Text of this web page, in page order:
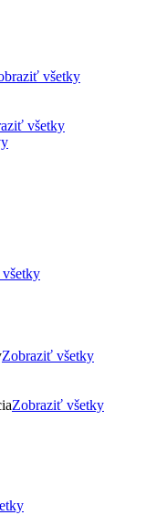
všetky
všetky
Zobraziť všetky
Zobraziť všetky